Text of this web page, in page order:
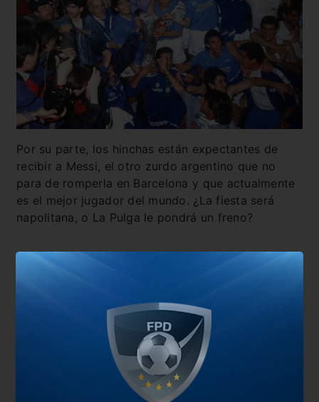
Por su parte, los hinchas están expectantes de
recibir a Messi, el otro zurdo argentino que no
para de romperla en Barcelona y que actualmente
es el mejor jugador del mundo. ¿La fiesta será
napolitana, o La Pulga le pondrá un freno?